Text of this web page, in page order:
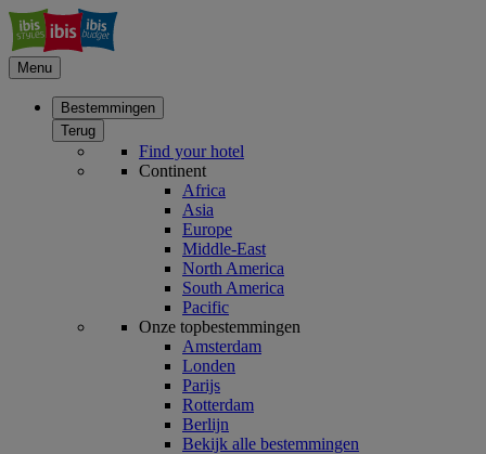
Menu
Bestemmingen
Terug
Find your hotel
Continent
Africa
Asia
Europe
Middle-East
North America
South America
Pacific
Onze topbestemmingen
Amsterdam
Londen
Parijs
Rotterdam
Berlijn
Bekijk alle bestemmingen